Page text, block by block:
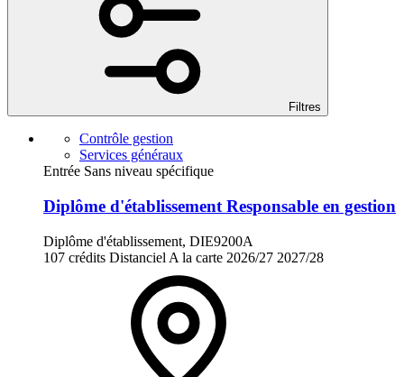
Filtres
Contrôle gestion
Services généraux
Entrée Sans niveau spécifique
Diplôme d'établissement Responsable en gestion
Diplôme d'établissement, DIE9200A
107 crédits Distanciel A la carte 2026/27 2027/28